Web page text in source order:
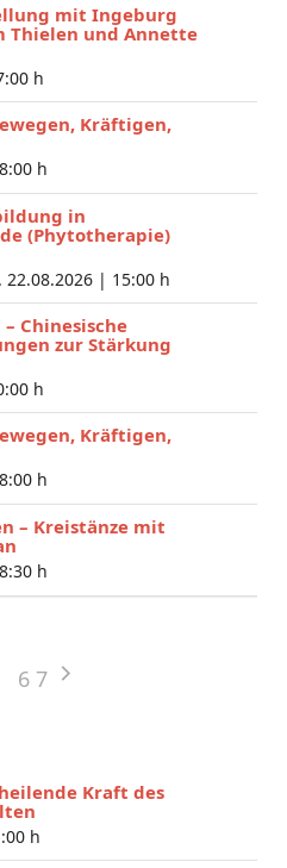
mit Ingeburg
Thielen und Annette
h
Kräftigen,
h
in
(Phytotherapie)
22.08.2026 | 15:00 h
Chinesische
zur Stärkung
h
Kräftigen,
h
– Kreistänze mit
h
6 7
Kraft des
h